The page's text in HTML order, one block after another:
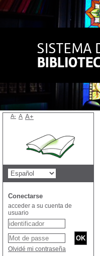
A- A A+
Conectarse
acceder a su cuenta de
usuario
Olvidé mi contraseña